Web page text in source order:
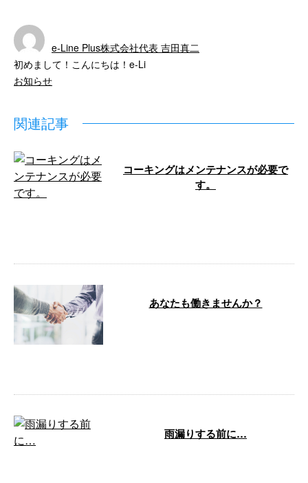
e-Line Plus株式会社代表 吉田真二
初めまして！こんにちは！e-Li
お知らせ
関連記事
コーキングはメンテナンスが必要で
す。
あなたも働きませんか？
雨漏りする前に…